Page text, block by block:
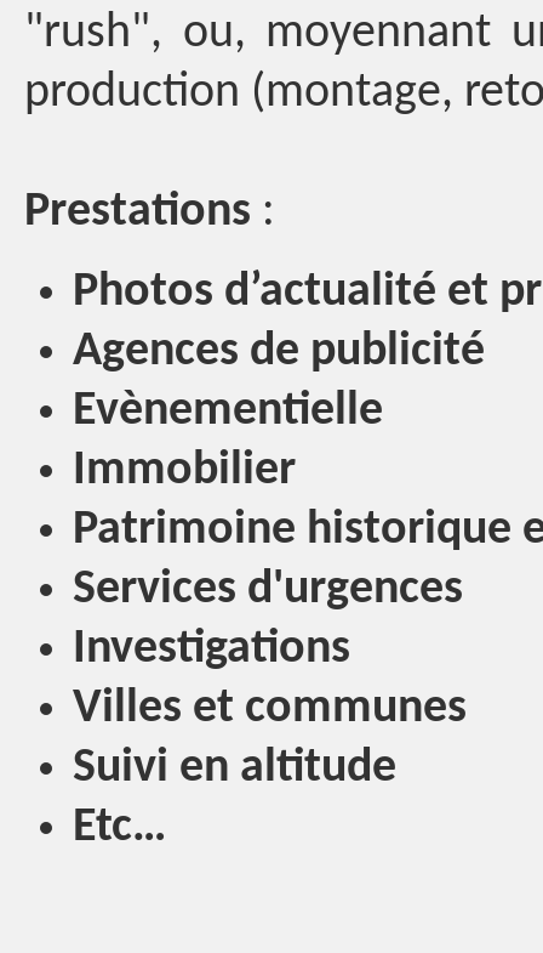
"rush", ou, moyennant
production (montage,
Prestations :
Photos d’actualité et
Agences de publicité
Evènementielle
Immobilier
Patrimoine historique
Services d'urgences
Investigations
Villes et communes
Suivi en altitude
Etc…